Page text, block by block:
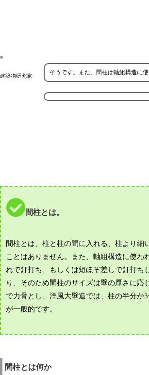
建築物研究家 そうです。また、間柱は軸組構造に
間柱とは。
間柱とは、柱と柱の間に入れる、柱より
ことはありません。また、軸組構造に使わ
れで釘打ち、もしくは短ほぞ差しで釘打ち
り、そのため間柱のサイズは壁の厚さに
で力骨とし、洋風大壁造では、柱の半分か
が一般的です。
間柱とは何か